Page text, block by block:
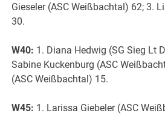
Gieseler (ASC Weißbachtal) 62; 3.
30.
W40: 1. Diana Hedwig (SG Sieg Lt
Sabine Kuckenburg (ASC
(ASC Weißbachtal) 15.
W45: 1. Larissa Giebeler (ASC